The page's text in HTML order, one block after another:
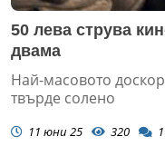
50 лева струва
двама
Най-масовото
твърде солено
11 юни 25 320 1